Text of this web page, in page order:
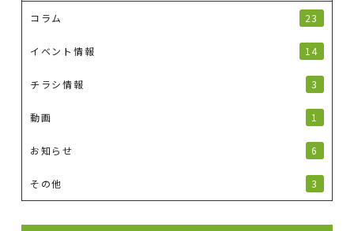
コラム 23
イベント情報 14
チラシ情報 3
動画 1
お知らせ 6
その他 3